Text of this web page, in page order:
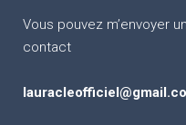
Vous pouvez m’envoyer
contact